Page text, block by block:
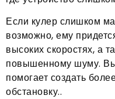
Если кулер слишком
возможно, ему
высоких скоростях, а
повышенному шуму.
помогает создать
обстановку..